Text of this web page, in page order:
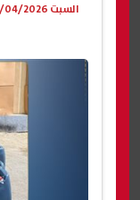
السبت 11/04/2026 09:14 م